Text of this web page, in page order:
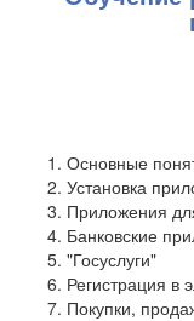
Основные
Установка
Приложения
Банковские
"Госуслуги"
Регистрация
Покупки,